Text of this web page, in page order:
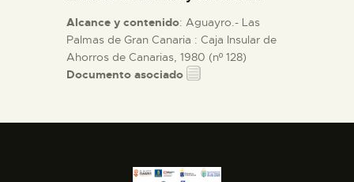
Alcance y contenido: Aguayro.- Las
Palmas de Gran Canaria : Caja Insular de
Ahorros de Canarias, 1980 (nº 128)
Documento asociado